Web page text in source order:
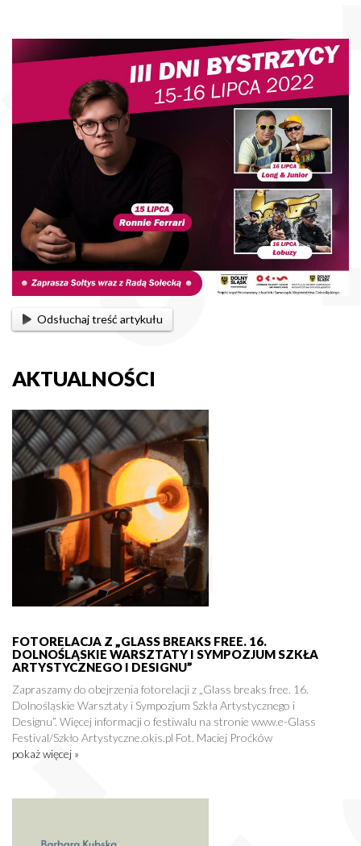
Odsłuchaj treść artykułu
AKTUALNOŚCI
FOTORELACJA Z „GLASS BREAKS FREE. 16.
DOLNOŚLĄSKIE WARSZTATY I SYMPOZJUM SZKŁA
ARTYSTYCZNEGO I DESIGNU”
Zapraszamy do obejrzenia fotorelacji z „Glass breaks free. 16.
Dolnośląskie Warsztaty i Sympozjum Szkła Artystycznego i
Designu”. Więcej informacji o festiwalu na stronie www.e-Glass
Festival/Szkło Artystyczne.okis.pl Fot. Maciej Proćków
pokaż więcej »